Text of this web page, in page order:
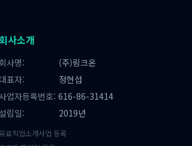
사소개
사명:
(주)링크온
대표자:
정현섭
사업자등록번호: 616-86-31414
설립일:
2019년
료직업소개사업 등록